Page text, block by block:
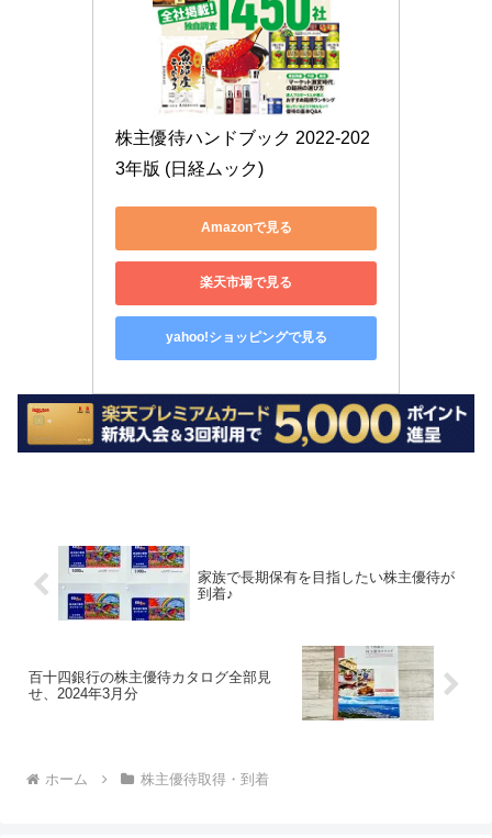
株主優待ハンドブック 2022-202
3年版 (日経ムック)
Amazonで見る
楽天市場で見る
yahoo!ショッピングで見る
家族で長期保有を目指したい株主優待が
到着♪
百十四銀行の株主優待カタログ全部見
せ、2024年3月分
ホーム 株主優待取得・到着